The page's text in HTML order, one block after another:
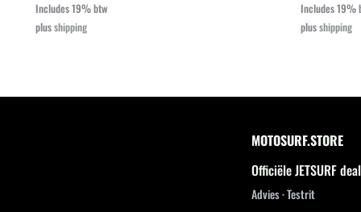
Includes 19% btw
plusshipping
Includes 19%
plusshipping
MOTOSURF.STORE
Officiële JETSURF
Advies · Testrit